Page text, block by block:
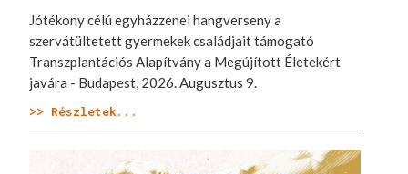
Jótékony célú egyházzenei hangverseny a
szervátültetett gyermekek családjait támogató
Transzplantációs Alapítvány a Megújított Életekért
javára - Budapest, 2026. Augusztus 9.
>> Részletek...